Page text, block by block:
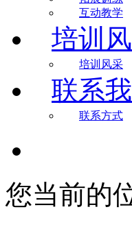
互动教学
培训
培训风采
联系
联系方式
您当前的